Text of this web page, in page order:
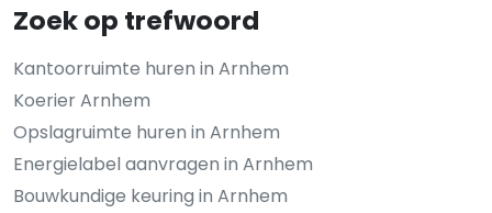
Zoek op trefwoord
Kantoorruimte huren in Arnhem
Koerier Arnhem
Opslagruimte huren in Arnhem
Energielabel aanvragen in Arnhem
Bouwkundige keuring in Arnhem